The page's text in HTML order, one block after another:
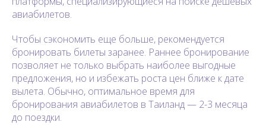
авиабилетов.
Чтобы сэкономить еще больше, рекомендуется
бронировать билеты заранее. Раннее бронирование
позволяет не только выбрать наиболее выгодные
предложения, но и избежать роста цен ближе к дате
вылета. Обычно, оптимальное время для
бронирования авиабилетов в Таиланд — 2-3 месяца
до поездки.